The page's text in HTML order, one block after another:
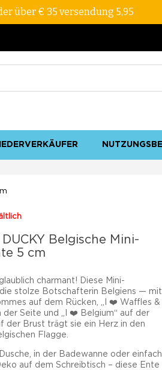
über € 35 versendung 5,95
DUCKY Belgische Mini-
5 cm
charmant! Diese Mini-
stolze Botschafterin Belgiens — mit
auf dem Rücken, „I ❤️ Waffles &
der Seite und „I ❤️ Belgium“ auf der
der Brust trägt sie ein Herz in den
Flagge.
in der Badewanne oder einfach
auf dem Schreibtisch – diese Ente